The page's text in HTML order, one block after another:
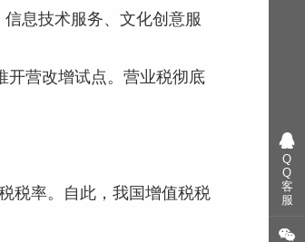
息技术服务、文化创意服
开营改增试点。营业税彻底
税率。自此，我国增值税税
Q
Q
客
服